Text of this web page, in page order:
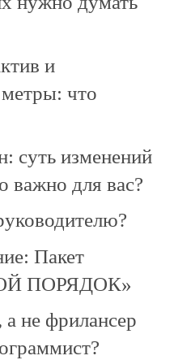
и
: что
суть изменений
важно для вас?
Пакет
ПОРЯДОК»
не фрилансер